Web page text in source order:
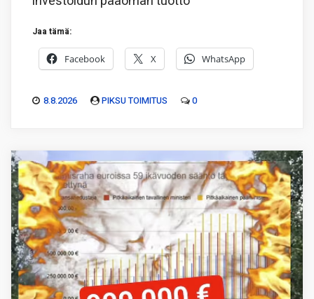
Jaa tämä:
Facebook X WhatsApp
8.8.2026 PIKSU TOIMITUS 0